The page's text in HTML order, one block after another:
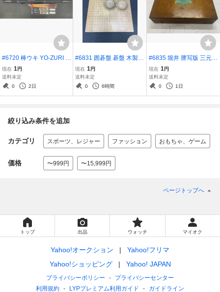
#6720 棒ウキ YO-ZURI 8
0号 70号 ラークカゴ 特大
大 ロッドラック 33S リア
ルメソッド 竿ケース 216c
現在 1 円
送料未定
0
2日
#6831 囲碁盤 碁盤 木製
へそ有 脚付 碁石付 白 黒
ゲーム 娯楽
現在 1 円
送料未定
0
6時間
#6835 堀井 謄写版 三元式
ガリ版 謄寫版 昭和レトロ
当時物 印刷機 ジャンク
現在 1 円
送料未定
0
1日
絞り込み条件を追加
カテゴリ スポーツ、レジャー ファッション おもちゃ、ゲーム
価格 〜999円 〜15,999円
ページトップへ
トップ 出品 ウォッチ マイオク
Yahoo!オークション
Yahoo!フリマ
Yahoo!ショッピング
Yahoo! JAPAN
プライバシーポリシー
プライバシーセンター
利用規約
LYPプレミアム利用ガイド ガイドライン